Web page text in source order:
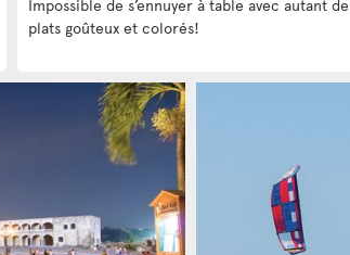
Impossible de s’ennuyer à table avec autant de
plats goûteux et colorés!